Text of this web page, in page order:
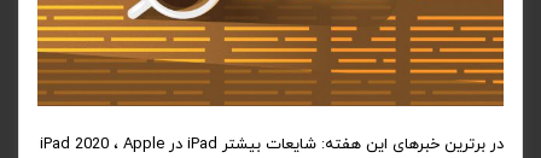
در برترین خبرهای این هفته: شایعات بیشتر iPad در iPad 2020 ، Apple